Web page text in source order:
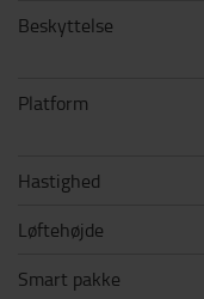
Beskyttelse
Platform
Hastighed
Løftehøjde
Smart pakke